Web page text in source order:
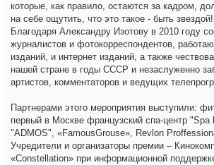
которые, как правило, остаются за кадром,
на себе ощутить, что это такое - быть
Благодаря Александру Изотову в 2010 году
журналистов и фотокорреспондентов,
изданий, и интернет изданий, а также
нашей стране в годы СССР и незаслуженно
артистов, комментаторов и ведущих
Партнерами этого мероприятия выступили:
первый в Москве французский спа-центр
"ADMOS", «FamousGrouse», Revlon
Учредители и организаторы премии –
«Constellation» при информационной